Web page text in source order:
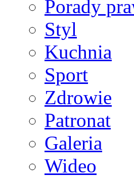
Porady
Styl
Kuchnia
Sport
Zdrowie
Patronat
Galeria
Wideo